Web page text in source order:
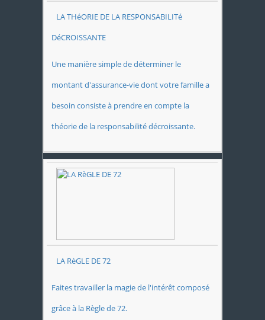
LA THéORIE DE LA RESPONSABILITé
DéCROISSANTE
Une manière simple de déterminer le
montant d'assurance-vie dont votre famille a
besoin consiste à prendre en compte la
théorie de la responsabilité décroissante.
LA RèGLE DE 72
Faites travailler la magie de l'intérêt composé
grâce à la Règle de 72.